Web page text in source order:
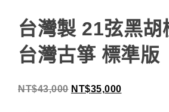
台灣製 21弦黑胡
台灣古箏 標準版
NT$43,000 NT$35,000